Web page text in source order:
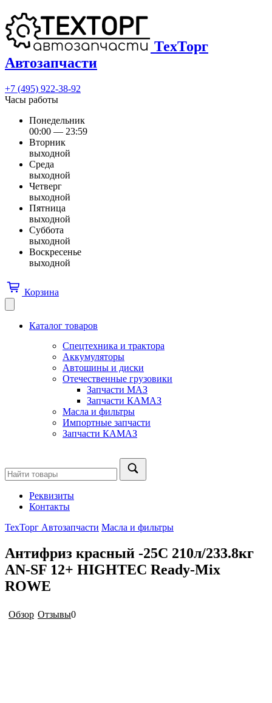
ТехТорг
Автозапчасти
+7 (495) 922-38-92
Часы работы
Понедельник
00:00 — 23:59
Вторник
выходной
Среда
выходной
Четверг
выходной
Пятница
выходной
Суббота
выходной
Воскресенье
выходной
Корзина
Каталог товаров
Спецтехника и трактора
Аккумуляторы
Автошины и диски
Отечественные грузовики
Запчасти МАЗ
Запчасти КАМАЗ
Масла и фильтры
Импортные запчасти
Запчасти КАМАЗ
Реквизиты
Контакты
ТехТорг Автозапчасти Масла и фильтры
Антифриз красный -25C 210л/233.8кг
AN-SF 12+ HIGHTEC Ready-Mix
ROWE
Обзор Отзывы0